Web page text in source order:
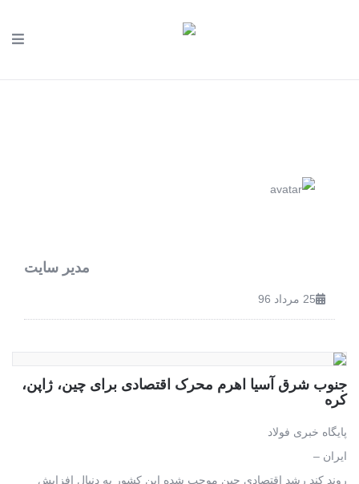
مدیر سایت
25 مرداد 96
جنوب شرق آسیا اهرم محرک اقتصادی برای چین، ژاپن،
کره
پایگاه خبری فولاد
ایران –
روند کند رشد اقتصادی چین موجب شده این کشور به دنبال افزایش